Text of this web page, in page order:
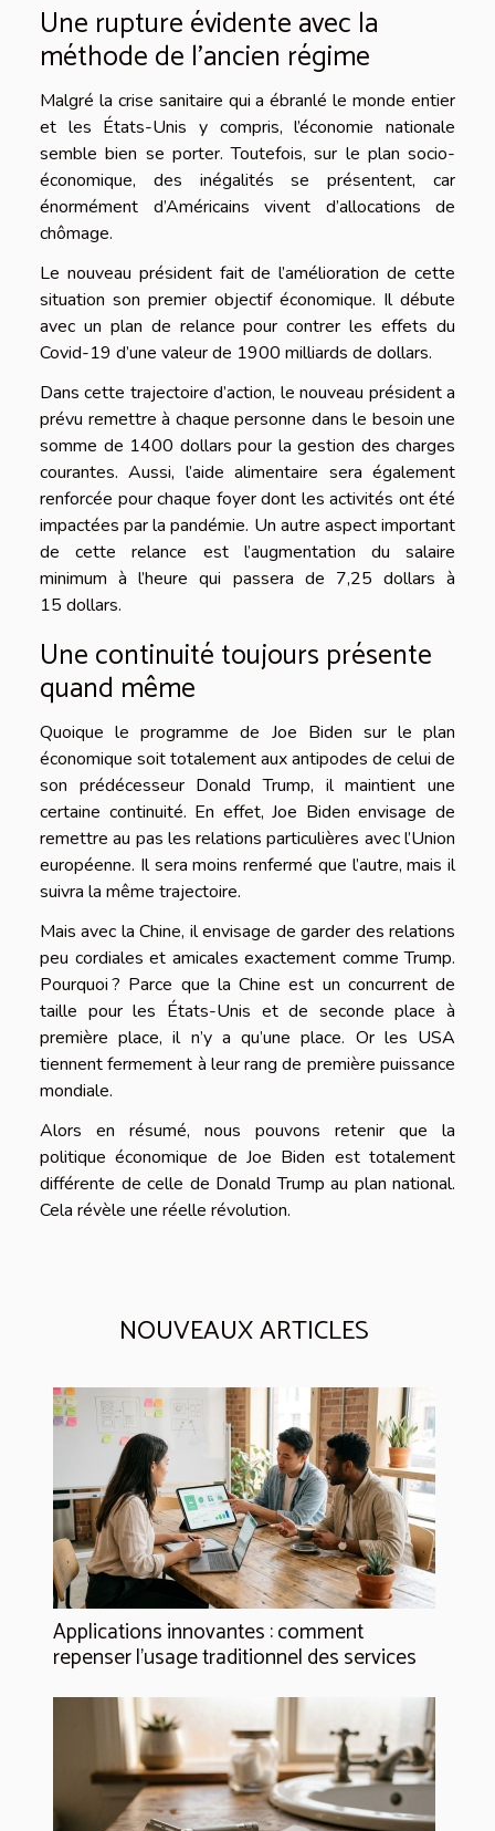
Une rupture évidente avec la
méthode de l’ancien régime
Malgré la crise sanitaire qui a ébranlé le monde entier
et les États-Unis y compris, l’économie nationale
semble bien se porter. Toutefois, sur le plan socio-
économique, des inégalités se présentent, car
énormément d’Américains vivent d’allocations de
chômage.
Le nouveau président fait de l’amélioration de cette
situation son premier objectif économique. Il débute
avec un plan de relance pour contrer les effets du
Covid-19 d’une valeur de 1900 milliards de dollars.
Dans cette trajectoire d’action, le nouveau président a
prévu remettre à chaque personne dans le besoin une
somme de 1400 dollars pour la gestion des charges
courantes. Aussi, l’aide alimentaire sera également
renforcée pour chaque foyer dont les activités ont été
impactées par la pandémie. Un autre aspect important
de cette relance est l’augmentation du salaire
minimum à l’heure qui passera de 7,25 dollars à
15 dollars.
Une continuité toujours présente
quand même
Quoique le programme de Joe Biden sur le plan
économique soit totalement aux antipodes de celui de
son prédécesseur Donald Trump, il maintient une
certaine continuité. En effet, Joe Biden envisage de
remettre au pas les relations particulières avec l’Union
européenne. Il sera moins renfermé que l’autre, mais il
suivra la même trajectoire.
Mais avec la Chine, il envisage de garder des relations
peu cordiales et amicales exactement comme Trump.
Pourquoi ? Parce que la Chine est un concurrent de
taille pour les États-Unis et de seconde place à
première place, il n’y a qu’une place. Or les USA
tiennent fermement à leur rang de première puissance
mondiale.
Alors en résumé, nous pouvons retenir que la
politique économique de Joe Biden est totalement
différente de celle de Donald Trump au plan national.
Cela révèle une réelle révolution.
NOUVEAUX ARTICLES
Applications innovantes : comment
repenser l’usage traditionnel des services